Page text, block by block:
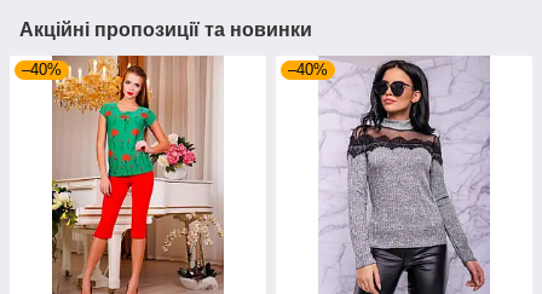
Акційні пропозиції та новинки
–40% –40%